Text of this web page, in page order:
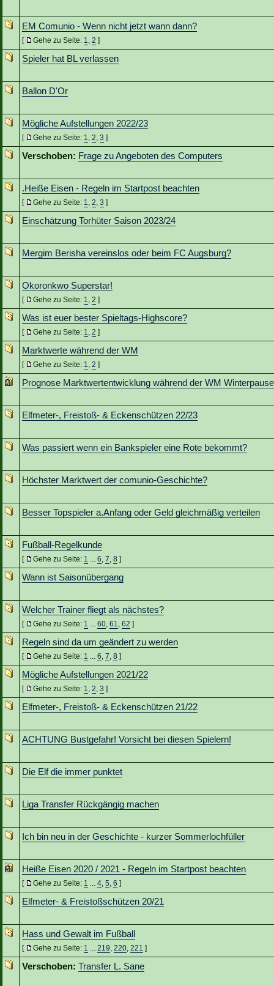
EM Comunio - Wenn nicht jetzt wann dann?
[ Gehe zu Seite: 1, 2 ]
Spieler hat BL verlassen
Ballon D'Or
Mögliche Aufstellungen 2022/23
[ Gehe zu Seite: 1, 2, 3 ]
Verschoben: Frage zu Angeboten des Computers
.Heiße Eisen - Regeln im Startpost beachten
[ Gehe zu Seite: 1, 2, 3 ]
Einschätzung Torhüter Saison 2023/24
Mergim Berisha vereinslos oder beim FC Augsburg?
Okoronkwo Superstar!
[ Gehe zu Seite: 1, 2 ]
Was ist euer bester Spieltags-Highscore?
[ Gehe zu Seite: 1, 2 ]
Marktwerte während der WM
[ Gehe zu Seite: 1, 2 ]
Prognose Marktwertentwicklung während der WM Winterpause
Elfmeter-, Freistoß- & Eckenschützen 22/23
Was passiert wenn ein Bankspieler eine Rote bekommt?
Höchster Marktwert der comunio-Geschichte?
Besser Topspieler a.Anfang oder Geld gleichmäßig verteilen
Fußball-Regelkunde
[ Gehe zu Seite: 1 ... 6, 7, 8 ]
Wann ist Saisonübergang
Welcher Trainer fliegt als nächstes?
[ Gehe zu Seite: 1 ... 60, 61, 62 ]
Regeln sind da um geändert zu werden
[ Gehe zu Seite: 1 ... 6, 7, 8 ]
Mögliche Aufstellungen 2021/22
[ Gehe zu Seite: 1, 2, 3 ]
Elfmeter-, Freistoß- & Eckenschützen 21/22
ACHTUNG Bustgefahr! Vorsicht bei diesen Spielern!
Die Elf die immer punktet
Liga Transfer Rückgängig machen
Ich bin neu in der Geschichte - kurzer Sommerlochfüller
Heiße Eisen 2020 / 2021 - Regeln im Startpost beachten
[ Gehe zu Seite: 1 ... 4, 5, 6 ]
Elfmeter- & Freistoßschützen 20/21
Hass und Gewalt im Fußball
[ Gehe zu Seite: 1 ... 219, 220, 221 ]
Verschoben: Transfer L. Sane